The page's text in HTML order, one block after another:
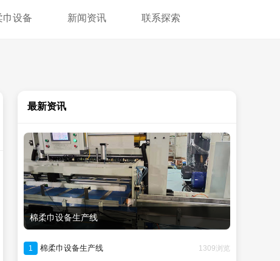
巾设备 新闻资讯 联系探索
最新资讯
棉柔巾设备生产线
1 棉柔巾设备生产线 1309浏览